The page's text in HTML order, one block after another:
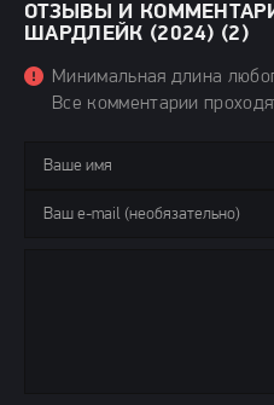
ОТЗЫВЫ И
ШАРДЛЕЙК (2024) (2)
Минимальная длина
Все комментарии